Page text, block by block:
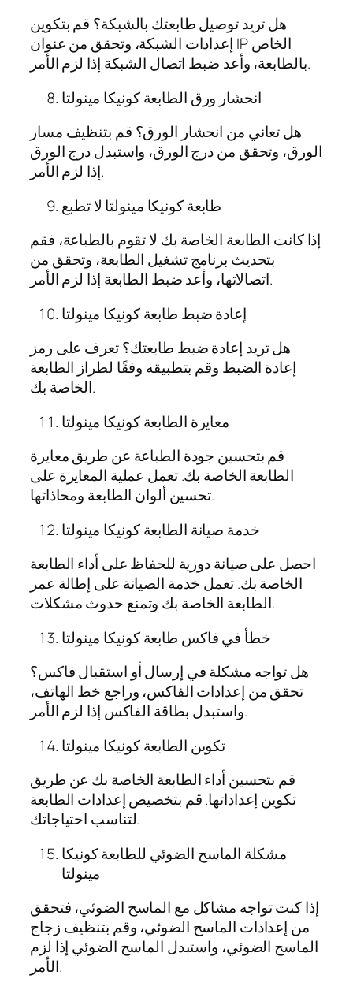
هل تريد توصيل طابعتك بالشبكة؟ قم بتكوين
إعدادات الشبكة، وتحقق من عنوان IP الخاص
بالطابعة، وأعد ضبط اتصال الشبكة إذا لزم الأمر.
انحشار ورق الطابعة كونيكا مينولتا
هل تعاني من انحشار الورق؟ قم بتنظيف مسار
الورق، وتحقق من درج الورق، واستبدل درج الورق
إذا لزم الأمر.
طابعة كونيكا مينولتا لا تطبع
إذا كانت الطابعة الخاصة بك لا تقوم بالطباعة، فقم
بتحديث برنامج تشغيل الطابعة، وتحقق من
اتصالاتها، وأعد ضبط الطابعة إذا لزم الأمر.
إعادة ضبط طابعة كونيكا مينولتا
هل تريد إعادة ضبط طابعتك؟ تعرف على رمز
إعادة الضبط وقم بتطبيقه وفقًا لطراز الطابعة
الخاصة بك.
معايرة الطابعة كونيكا مينولتا
قم بتحسين جودة الطباعة عن طريق معايرة
الطابعة الخاصة بك. تعمل عملية المعايرة على
تحسين ألوان الطابعة ومحاذاتها.
خدمة صيانة الطابعة كونيكا مينولتا
احصل على صيانة دورية للحفاظ على أداء الطابعة
الخاصة بك. تعمل خدمة الصيانة على إطالة عمر
الطابعة الخاصة بك وتمنع حدوث مشكلات.
خطأ في فاكس طابعة كونيكا مينولتا
هل تواجه مشكلة في إرسال أو استقبال فاكس؟
تحقق من إعدادات الفاكس، وراجع خط الهاتف،
واستبدل بطاقة الفاكس إذا لزم الأمر.
تكوين الطابعة كونيكا مينولتا
قم بتحسين أداء الطابعة الخاصة بك عن طريق
تكوين إعداداتها. قم بتخصيص إعدادات الطابعة
لتناسب احتياجاتك.
مشكلة الماسح الضوئي للطابعة كونيكا
مينولتا
إذا كنت تواجه مشاكل مع الماسح الضوئي، فتحقق
من إعدادات الماسح الضوئي، وقم بتنظيف زجاج
الماسح الضوئي، واستبدل الماسح الضوئي إذا لزم
الأمر.